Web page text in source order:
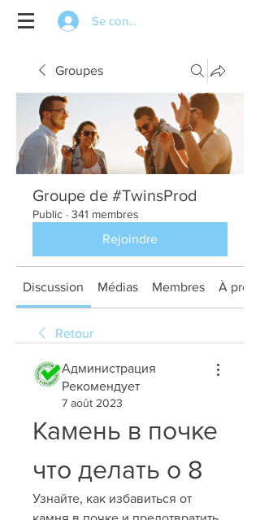
Se connecter
Groupes
Groupe de #TwinsProd
Public · 341 membres
Rejoindre
Discussion Médias Membres À
Retour
Администрация
Рекомендует
7 août 2023
Камень в почке
что делать о 8
Узнайте, как избавиться от